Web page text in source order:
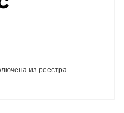
из реестра